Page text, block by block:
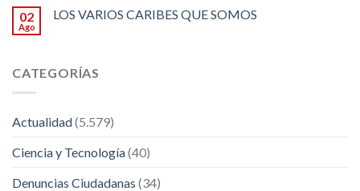
02
Ago
LOS VARIOS CARIBES QUE SOMOS
CATEGORÍAS
Actualidad(5.579)
Ciencia y Tecnología(40)
Denuncias Ciudadanas (34)